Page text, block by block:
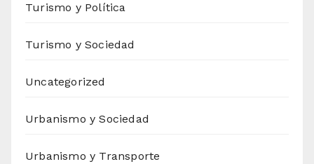
Turismo y Política
Turismo y Sociedad
Uncategorized
Urbanismo y Sociedad
Urbanismo y Transporte